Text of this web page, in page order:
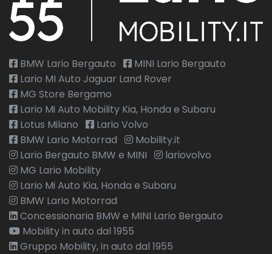
BMW Lario Bergauto
MINI Lario Bergauto
Lario MI Auto Jaguar Land Rover
MG Store Bergamo
Lario Mi Auto Mobility Kia, Honda e Subaru
Lotus Milano
Lario Volvo
BMW Lario Motorrad
Mobility.it
Lario Bergauto BMW e MINI
lariovolvo
MG Lario Mobility
Lario Mi Auto Kia, Honda e Subaru
BMW Lario Motorrad
Concessionaria BMW e MINI Lario Bergauto
Mobility in auto dal 1955
Gruppo Mobility, in auto dal 1955